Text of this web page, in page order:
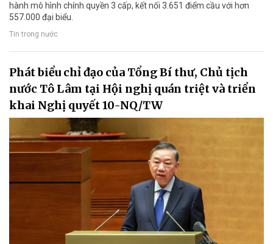
hành mô hình chính quyền 3 cấp, kết nối 3.651 điểm cầu với hơn
557.000 đại biểu.
Tin trong nước
Phát biểu chỉ đạo của Tổng Bí thư, Chủ tịch
nước Tô Lâm tại Hội nghị quán triệt và triển
khai Nghị quyết 10-NQ/TW